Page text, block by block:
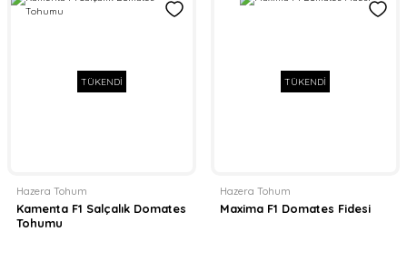
TÜKENDİ
Hazera Tohum
Kamenta F1 Salçalık Domates
Tohumu
TÜKENDİ
Hazera Tohum
Maxima F1 Domates Fidesi